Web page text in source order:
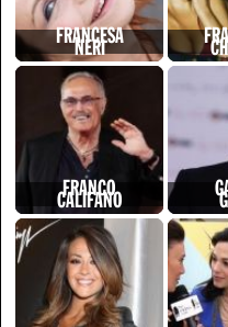
FRANCESA
NERI
FRANCO
CALIFANO